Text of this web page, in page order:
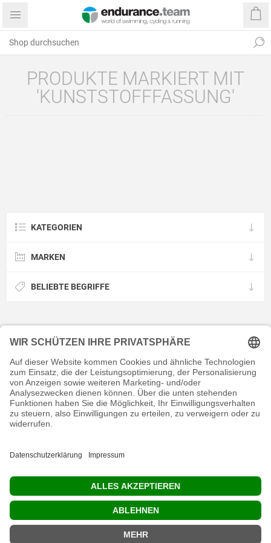
PRODUKTE MARKIERT MIT
'KUNSTSTOFFFASSUNG'
KATEGORIEN
MARKEN
BELIEBTE BEGRIFFE
KONTAKT
RECHTLICHES
INFORMATIVES
MEIN KONTO